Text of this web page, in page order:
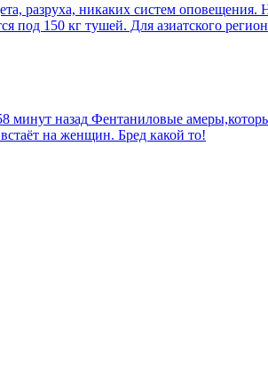
разруха, никаких систем оповещения.
150 кг тушей. Для азиатского
минут назад Фентаниловые
на женщин. Бред какой то!